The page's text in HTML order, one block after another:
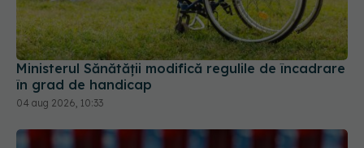
Ministerul Sănătății modifică regulile de încadrare
în grad de handicap
04 aug 2026, 10:33